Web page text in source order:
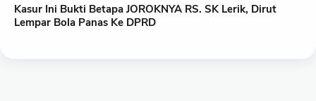
Kasur Ini Bukti Betapa JOROKNYA RS. SK Lerik, Dirut
Lempar Bola Panas Ke DPRD